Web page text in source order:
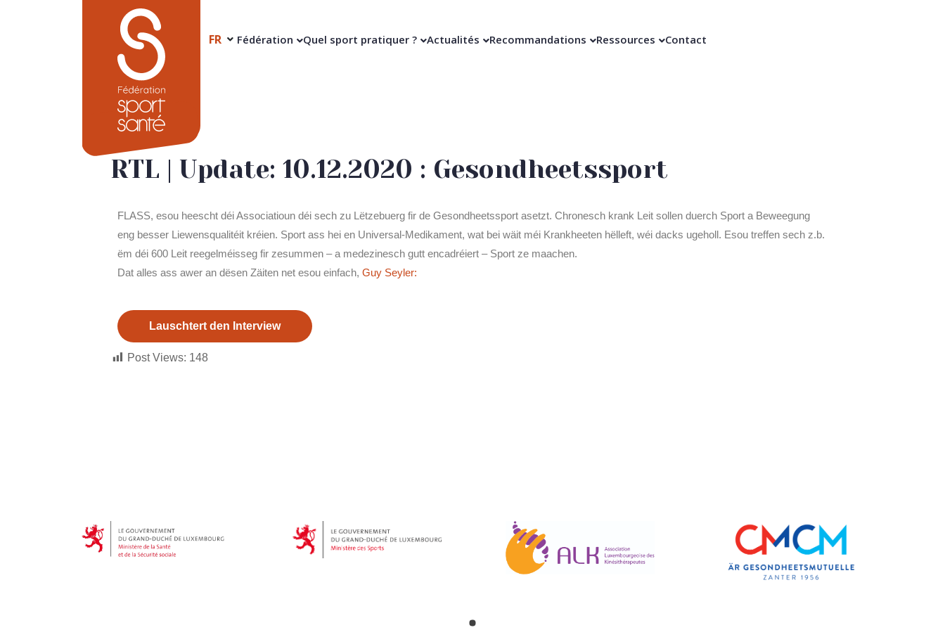
FR Fédération Quel sport pratiquer ? Actualités Recommandations Ressources Contact
RTL | Update: 10.12.2020 : Gesondheetssport
FLASS, esou heescht déi Associatioun déi sech zu Lëtzebuerg fir de Gesondheetssport asetzt. Chronesch krank Leit sollen duerch Sport a Beweegung
eng besser Liewensqualitéit kréien. Sport ass hei en Universal-Medikament, wat bei wäit méi Krankheeten hëlleft, wéi dacks ugeholl. Esou treffen sech z.b.
ëm déi 600 Leit reegelméisseg fir zesummen – a medezinesch gutt encadréiert – Sport ze maachen.
Dat alles ass awer an dësen Zäiten net esou einfach, Guy Seyler:
Lauschtert den Interview
Post Views: 148